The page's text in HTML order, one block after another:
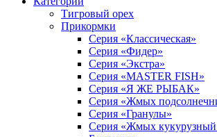
Тигровый орех
Прикормки
Серия «Классическая»
Серия «Фидер»
Серия «Экстра»
Серия «MASTER FISH»
Серия «Я ЖЕ РЫБАК»
Серия «Жмых
Cерия «Гранулы»
Серия «Жмых кукурузный